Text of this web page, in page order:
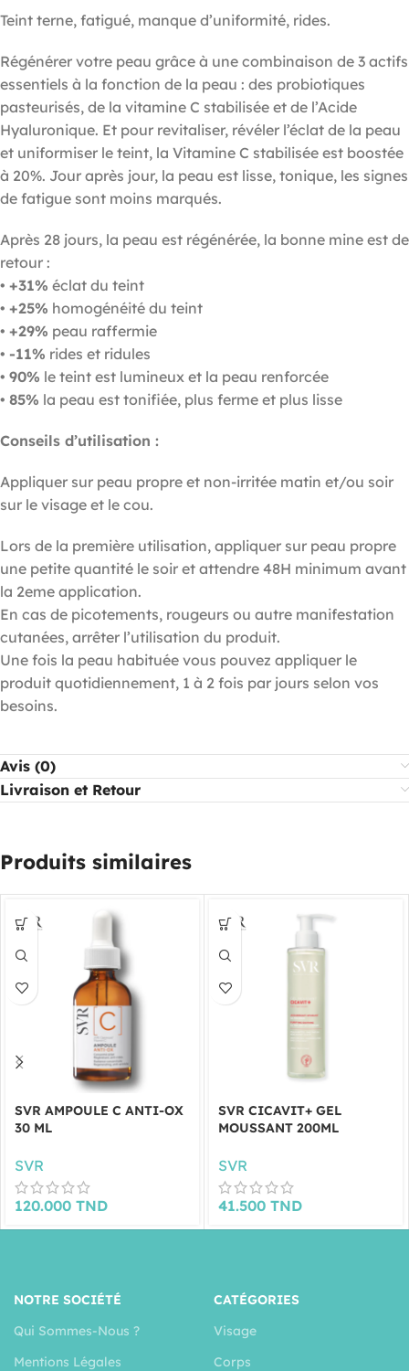
Teint terne, fatigué, manque d’uniformité, rides.
Régénérer votre peau grâce à une combinaison de 3 actifs
essentiels à la fonction de la peau : des probiotiques
pasteurisés, de la vitamine C stabilisée et de l’Acide
Hyaluronique. Et pour revitaliser, révéler l’éclat de la peau
et uniformiser le teint, la Vitamine C stabilisée est boostée
à 20%. Jour après jour, la peau est lisse, tonique, les signes
de fatigue sont moins marqués.
Après 28 jours, la peau est régénérée, la bonne mine est de
retour :
• +31% éclat du teint
• +25% homogénéité du teint
• +29% peau raffermie
• -11% rides et ridules
• 90% le teint est lumineux et la peau renforcée
• 85% la peau est tonifiée, plus ferme et plus lisse
Conseils d’utilisation :
Appliquer sur peau propre et non-irritée matin et/ou soir
sur le visage et le cou.
Lors de la première utilisation, appliquer sur peau propre
une petite quantité le soir et attendre 48H minimum avant
la 2eme application.
En cas de picotements, rougeurs ou autre manifestation
cutanées, arrêter l’utilisation du produit.
Une fois la peau habituée vous pouvez appliquer le
produit quotidiennement, 1 à 2 fois par jours selon vos
besoins.
Avis (0)
Livraison et Retour
Produits similaires
SVR AMPOULE C ANTI-OX
30 ML
SVR
120.000 TND
SVR CICAVIT+ GEL
MOUSSANT 200ML
SVR
41.500 TND
NOTRE SOCIÉTÉ
Qui Sommes-Nous ?
Mentions Légales
CATÉGORIES
Visage
Corps